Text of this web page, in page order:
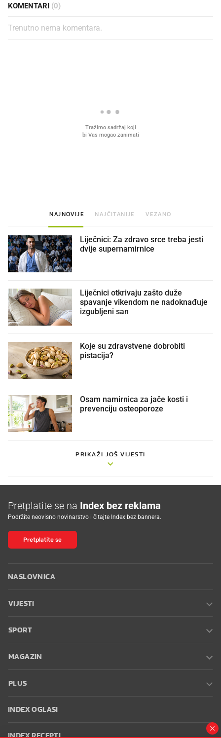
KOMENTARI (0)
Trenutno nema komentara.
NAJNOVIJE NAJČITANIJE VEZANO
Liječnici: Za zdravo srce treba jesti
dvije supernamirnice
Liječnici otkrivaju zašto duže
spavanje vikendom ne nadoknađuje
izgubljeni san
Koje su zdravstvene dobrobiti
pistacija?
Osam namirnica za jače kosti i
prevenciju osteoporoze
PRIKAŽI JOŠ VIJESTI
Pretplatite se na Index bez reklama
Podržite neovisno novinarstvo i čitajte Index bez bannera.
Pretplatite se
NASLOVNICA
VIJESTI
SPORT
MAGAZIN
PLUS
INDEX OGLASI
INDEX RECEPTI